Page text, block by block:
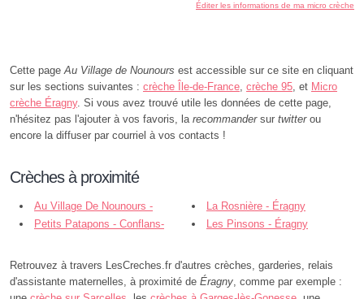
Éditer les informations de ma micro crèche
Cette pageAu Village de Nounours est accessible sur ce site en cliquant
sur les sections suivantes : crèche Île-de-France, crèche 95, et Micro
crèche Éragny. Si vous avez trouvé utile les données de cette page,
n'hésitez pas l'ajouter à vos favoris, la recommandersur twitterou
encore la diffuser par courriel à vos contacts !
Crèches à proximité
Au Village De Nounours -
Éragny
La Rosnière - Éragny
Petits Patapons - Conflans-
Les Pinsons - Éragny
Retrouvez à travers LesCreches.fr d'autres crèches, garderies, relais
d'assistante maternelles, à proximité de Éragny, comme par exemple :